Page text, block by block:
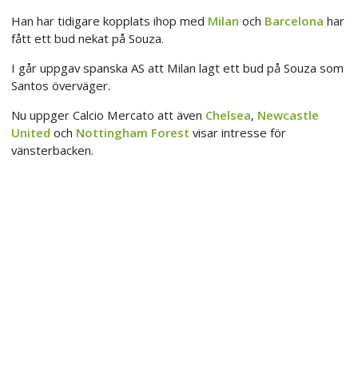
Han har tidigare kopplats ihop med Milan och Barcelona har
fått ett bud nekat på Souza.
I går uppgav spanska AS att Milan lagt ett bud på Souza som
Santos överväger.
Nu uppger Calcio Mercato att även Chelsea, Newcastle
United och Nottingham Forest visar intresse för
vänsterbacken.